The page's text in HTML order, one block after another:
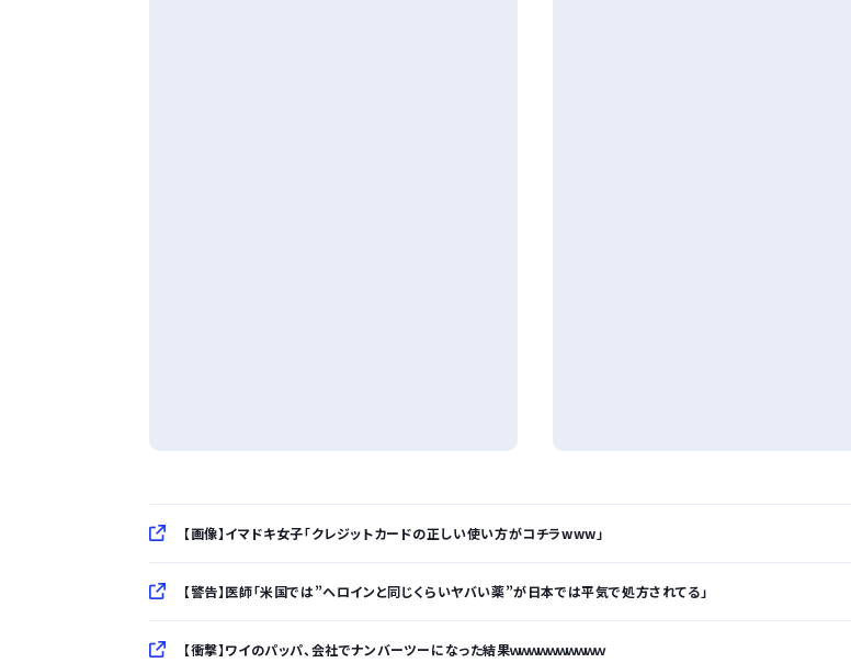
【画像】イマドキ女子「クレジットカードの正しい使い方がコチラwww」
【警告】医師「米国では”ヘロインと同じくらいヤバい薬”が日本では平気で処方されてる」
【衝撃】ワイのパッパ、会社でナンバーツーになった結果ｗｗｗｗｗｗｗｗｗｗ